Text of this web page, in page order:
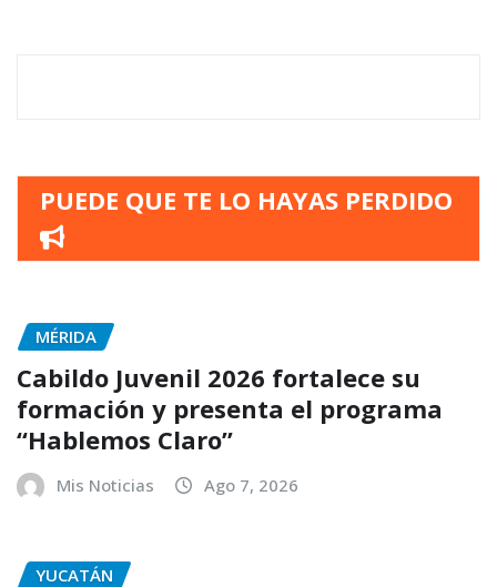
PUEDE QUE TE LO HAYAS PERDIDO
MÉRIDA
Cabildo Juvenil 2026 fortalece su
formación y presenta el programa
“Hablemos Claro”
Mis Noticias Ago 7, 2026
YUCATÁN